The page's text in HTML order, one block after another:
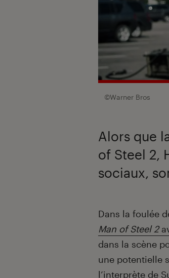
©Warner Bros
Alors que
of Steel 2,
sociaux,
Dans la foulée
Man of Steel 2
dans la scène
une potentielle
l’interprète de